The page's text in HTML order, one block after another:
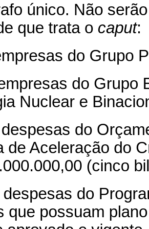
único. Não
que trata o caput:
do Grupo
do Grupo
Nuclear e
do
de Aceleração do
(cinco
despesas do
que possuam